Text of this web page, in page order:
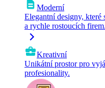
Moderní
Elegantní designy, které
a rychle rostoucích firem.
Kreativní
Unikátní prostor pro
profesionality.